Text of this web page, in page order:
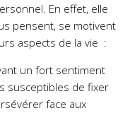
En effet, elle
pensent, se motivent
aspects de la vie :
un fort sentiment
susceptibles de fixer
face aux